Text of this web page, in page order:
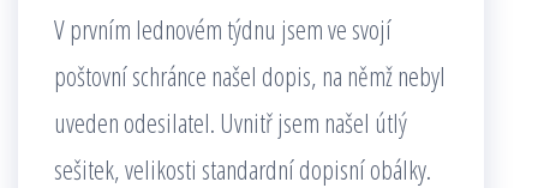
V prvním lednovém týdnu jsem ve svojí
poštovní schránce našel dopis, na němž nebyl
uveden odesilatel. Uvnitř jsem našel útlý
sešitek, velikosti standardní dopisní obálky.